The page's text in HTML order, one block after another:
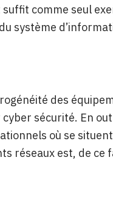
comme seul
système
des
sécurité. En
où se
réseaux est, de ce